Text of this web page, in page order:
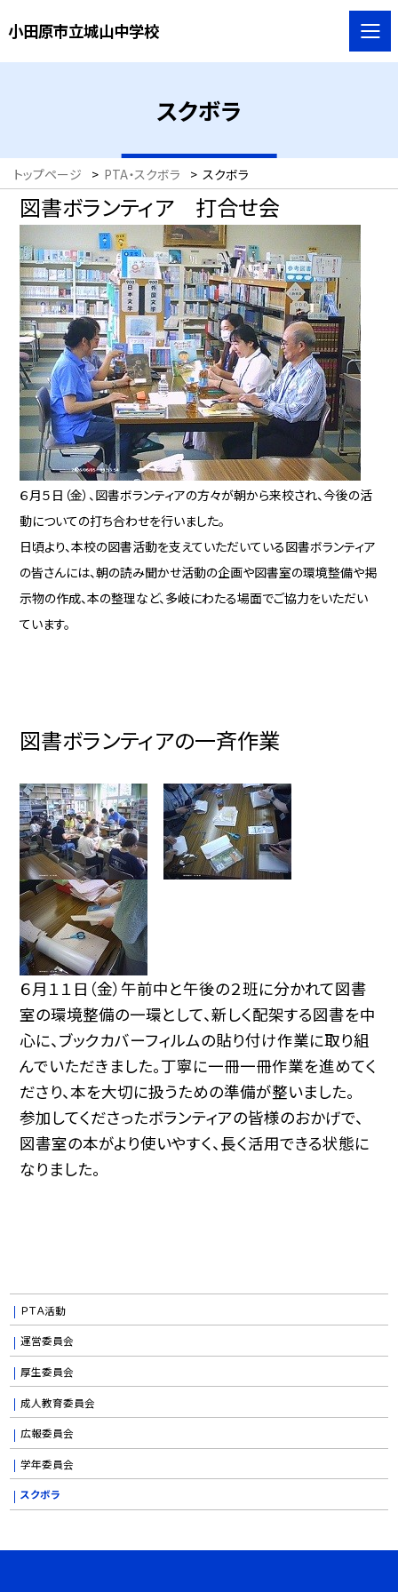
小田原市立城山中学校
スクボラ
トップページ > PTA・スクボラ > スクボラ
図書ボランティア 打合せ会
６月５日（金）、図書ボランティアの方々が朝から来校され、今後の活
動についての打ち合わせを行いました。
日頃より、本校の図書活動を支えていただいている図書ボランティア
の皆さんには、朝の読み聞かせ活動の企画や図書室の環境整備や掲
示物の作成、本の整理など、多岐にわたる場面でご協力をいただい
ています。
図書ボランティアの一斉作業
６月１１日（金）午前中と午後の２班に分かれて図書
室の環境整備の一環として、新しく配架する図書を中
心に、ブックカバーフィルムの貼り付け作業に取り組
んでいただきました。丁寧に一冊一冊作業を進めてく
ださり、本を大切に扱うための準備が整いました。
参加してくださったボランティアの皆様のおかげで、
図書室の本がより使いやすく、長く活用できる状態に
なりました。
ＰＴＡ活動
運営委員会
厚生委員会
成人教育委員会
広報委員会
学年委員会
スクボラ